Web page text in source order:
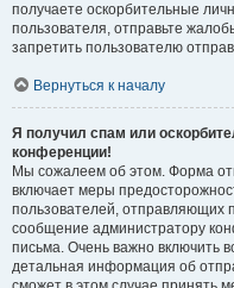
получаете оскорбительные
пользователя, отправьте
запретить пользователю
Вернуться к началу
Я получил спам или
конференции!
Мы сожалеем об этом. Форма
включает меры
пользователей, отправляющих
сообщение администратору
письма. Очень важно включить
детальная информация об